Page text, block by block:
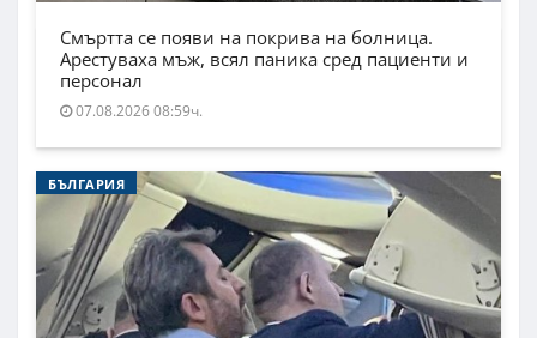
Смъртта се появи на покрива на болница.
Арестуваха мъж, всял паника сред пациенти и
персонал
07.08.2026 08:59ч.
БЪЛГАРИЯ